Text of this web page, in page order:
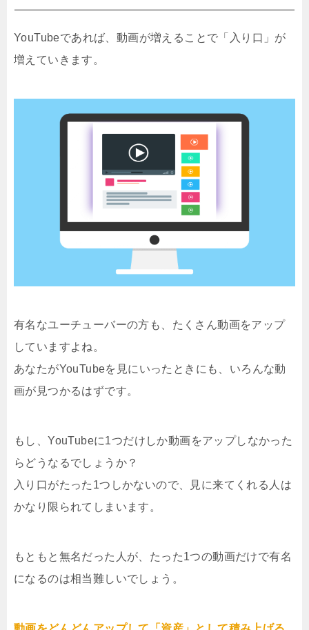
YouTubeであれば、動画が増えることで「入り口」が
増えていきます。
有名なユーチューバーの方も、たくさん動画をアップ
していますよね。
あなたがYouTubeを見にいったときにも、いろんな動
画が見つかるはずです。
もし、YouTubeに1つだけしか動画をアップしなかった
らどうなるでしょうか？
入り口がたった1つしかないので、見に来てくれる人は
かなり限られてしまいます。
もともと無名だった人が、たった1つの動画だけで有名
になるのは相当難しいでしょう。